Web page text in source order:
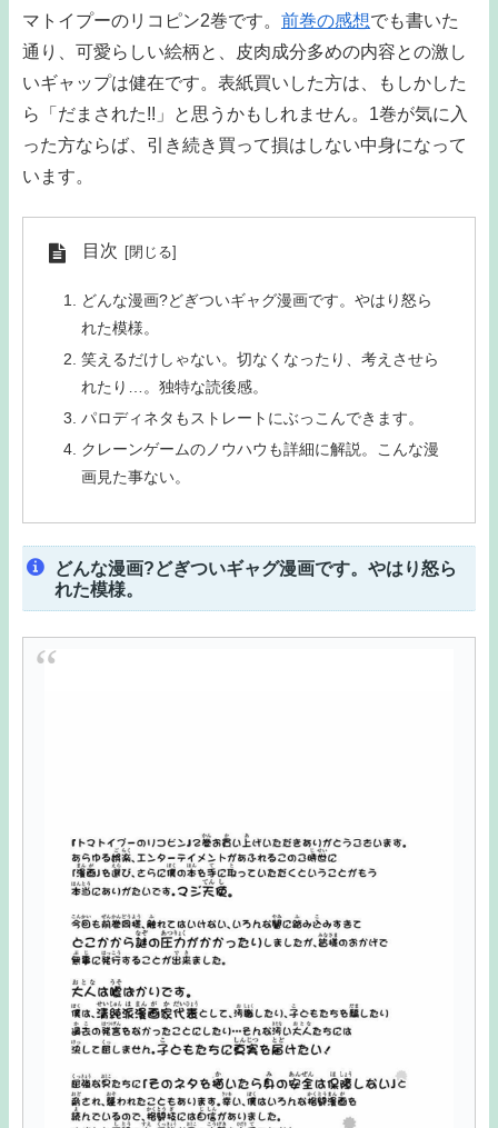
マトイプーのリコピン2巻です。 前巻の感想でも書いた
通り、可愛らしい絵柄と、皮肉成分多めの内容との激し
いギャップは健在です。表紙買いした方は、もしかした
ら「だまされた!!」と思うかもしれません。1巻が気に入
った方ならば、引き続き買って損はしない中身になって
います。
目次
どんな漫画?どぎついギャグ漫画です。やはり怒ら
れた模様。
笑えるだけしゃない。切なくなったり、考えさせら
れたり…。独特な読後感。
パロディネタもストレートにぶっこんできます。
クレーンゲームのノウハウも詳細に解説。こんな漫
画見た事ない。
どんな漫画?どぎついギャグ漫画です。やはり怒ら
れた模様。